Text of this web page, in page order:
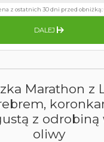
Marathon z
z odrobiną
oliwy
z ostatnich 30 dni przed obniżką:
DALEJ